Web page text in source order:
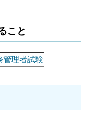
こと
管理者試験